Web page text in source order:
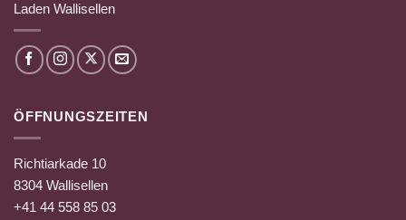
Laden Wallisellen
ÖFFNUNGSZEITEN
Richtiarkade 10
8304 Wallisellen
+41 44 558 85 03